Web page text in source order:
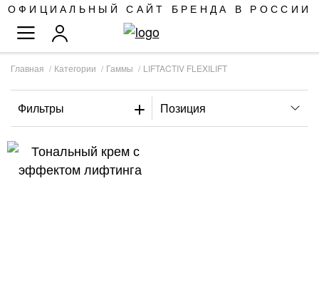
SKIP
TO
CONTENT
ОФИЦИАЛЬНЫЙ САЙТ БРЕНДА В РОССИИ
Главная Категории Гаммы LIFTACTIV FLEXILIFT
Фильтры